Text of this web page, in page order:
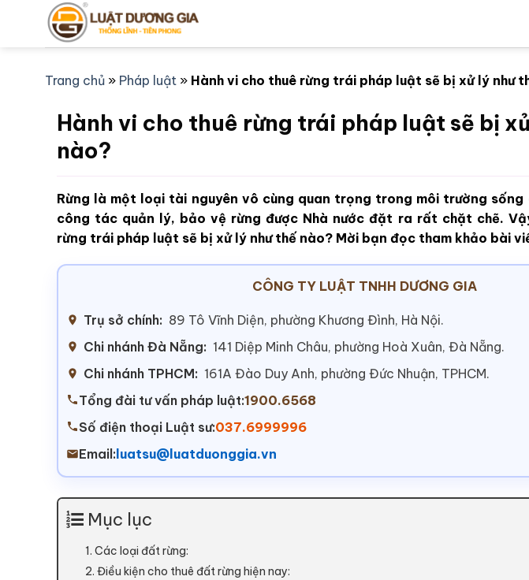
Trang chủ » Pháp luật » Hành vi cho thuê rừng trái pháp luật sẽ bị xử lý như
Hành vi cho thuê rừng trái pháp luật sẽ bị
nào?
Rừng là một loại tài nguyên vô cùng quan trọng trong môi trường sống
công tác quản lý, bảo vệ rừng được Nhà nước đặt ra rất chặt chẽ.
rừng trái pháp luật sẽ bị xử lý như thế nào? Mời bạn đọc tham khảo bài
CÔNG TY LUẬT TNHH DƯƠNG GIA
Trụ sở chính: 89 Tô Vĩnh Diện, phường Khương Đình, Hà Nội.
Chi nhánh Đà Nẵng: 141 Diệp Minh Châu, phường Hoà Xuân, Đà Nẵng.
Chi nhánh TPHCM: 161A Đào Duy Anh, phường Đức Nhuận, TPHCM.
Tổng đài tư vấn pháp luật:1900.6568
Số điện thoại Luật sư:037.6999996
Email: luatsu@luatduonggia.vn
Mục lục
1. Các loại đất rừng:
2. Điều kiện cho thuê đất rừng hiện nay: